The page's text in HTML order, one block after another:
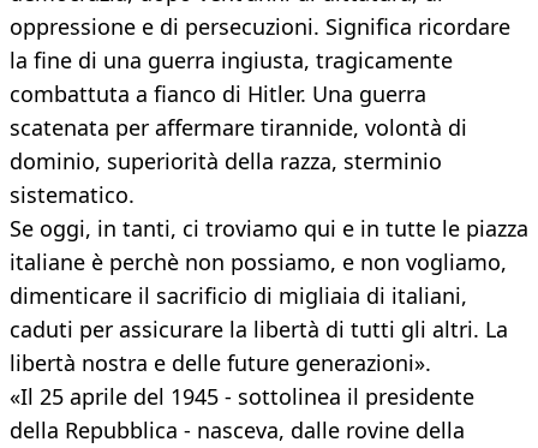
oppressione e di persecuzioni. Significa ricordare
la fine di una guerra ingiusta, tragicamente
combattuta a fianco di Hitler. Una guerra
scatenata per affermare tirannide, volontà di
dominio, superiorità della razza, sterminio
sistematico.
Se oggi, in tanti, ci troviamo qui e in tutte le piazza
italiane è perchè non possiamo, e non vogliamo,
dimenticare il sacrificio di migliaia di italiani,
caduti per assicurare la libertà di tutti gli altri. La
libertà nostra e delle future generazioni».
«Il 25 aprile del 1945 - sottolinea il presidente
della Repubblica - nasceva, dalle rovine della